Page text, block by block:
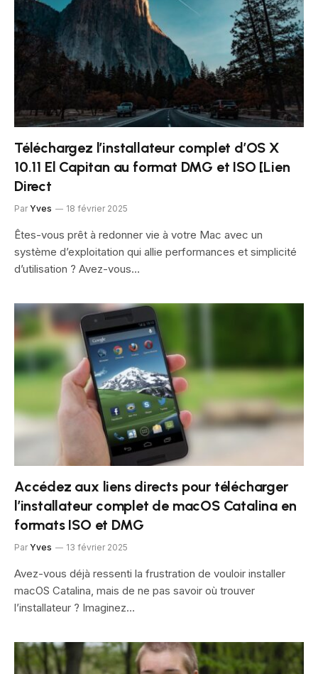
Téléchargez l’installateur complet d’OS X
10.11 El Capitan au format DMG et ISO [Lien
Direct
Par Yves 18 février 2025
Êtes-vous prêt à redonner vie à votre Mac avec un
système d’exploitation qui allie performances et simplicité
d’utilisation ? Avez-vous…
Accédez aux liens directs pour télécharger
l’installateur complet de macOS Catalina en
formats ISO et DMG
Par Yves 13 février 2025
Avez-vous déjà ressenti la frustration de vouloir installer
macOS Catalina, mais de ne pas savoir où trouver
l’installateur ? Imaginez…